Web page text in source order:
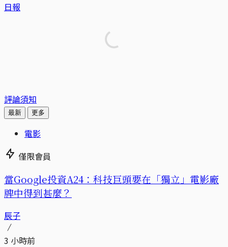
日報
評論須知
最新 更多
電影
僅限會員
當Google投資A24：科技巨頭要在「獨立」電影廠
牌中得到甚麼？
辰子
3 小時前